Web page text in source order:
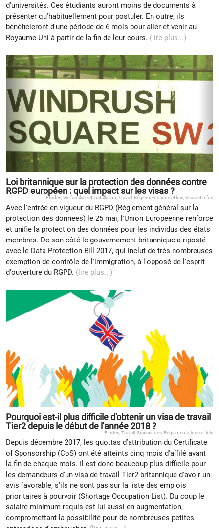
d'universités. Ces étudiants auront moins de documents à
présenter qu'habituellement pour postuler. En outre, ils
bénéficieront d'une période de 6 mois pour aller et venir au
Royaume-Uni à partir de la fin de leur cours. (lire plus...)
Loi britannique sur la protection des données contre
RGPD européen : quel impact sur les visas ?
Études,Vie familiale et installation,Travail, Réglementations et lois,Visas et refus
Avec l'entrée en vigueur du RGPD (Règlement général sur la
protection des données) le 25 mai, l'Union Européenne renforce
et unifie la protection des données pour les individus des états
membres. De son côté le gouvernement britannique a riposté
avec le Data Protection Bill 2017, qui inclut de très nombreuses
exemption de contrôle de l'immigration, à l'opposé de l'esprit
d'ouverture du RGPD. (lire plus...)
Pourquoi est-il plus difficile d'obtenir un visa de travail
Tier2 depuis le début de l'année 2018 ?
Études Travail Statistiques Réglementations et lois
Depuis décembre 2017, les quottas d’attribution du Certificate
of Sponsorship (CoS) ont été atteints cinq mois d'affilé avant
la fin de chaque mois. Il est donc beaucoup plus difficile pour
les demandeurs d'un visa de travail Tier2 britannique d'avoir un
avis favorable, s'ils ne sont pas sur la liste des emplois
prioritaires à pourvoir (Shortage Occupation List). Du coup le
salaire minimum requis est lui aussi en augmentation,
compromettant la possibilité pour de nombreuses petites